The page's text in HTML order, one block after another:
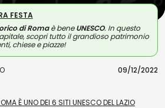
FESTA
di Romaè beneUNESCO. In questo
scopri tutto il grandioso patrimonio
chiese e piazze!
09/12/2022
È UNO DEI 6 SITI UNESCO DEL LAZIO